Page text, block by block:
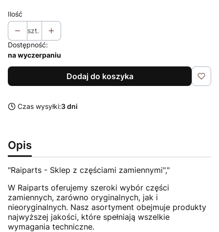
Ilość
szt.
Dostępność:
na wyczerpaniu
Dodaj do koszyka
Czas wysyłki:3 dni
Opis
"Raiparts - Sklep z częściami zamiennymi","
W Raiparts oferujemy szeroki wybór części
zamiennych, zarówno oryginalnych, jak i
nieoryginalnych. Nasz asortyment obejmuje produkty
najwyższej jakości, które spełniają wszelkie
wymagania techniczne.